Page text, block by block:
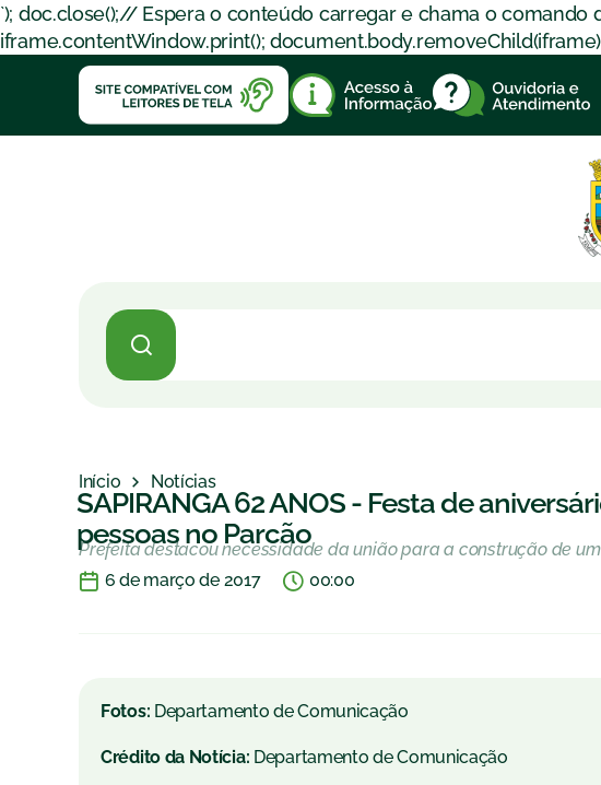
`); doc.close();// Espera o conteúdo carregar e chama o
iframe.contentWindow.print();
Início Notícias
SAPIRANGA 62 ANOS - Festa de
pessoas no Parcão
Prefeita destacou necessidade da união para a construção de
6 de março de 2017
00:00
Fotos: Departamento de Comunicação
Crédito da Notícia: Departamento de Comunicação